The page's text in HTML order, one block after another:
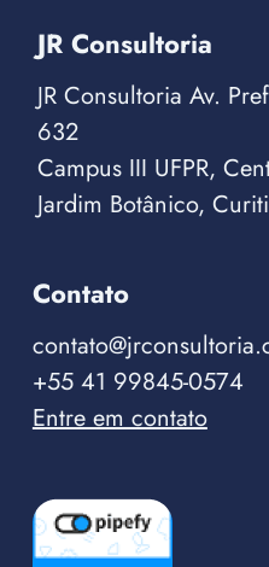
JR Consultoria
JR Consultoria Av.
632
Campus III UFPR,
Jardim Botânico,
Contato
+55 41 99845-0574
Entre em contato